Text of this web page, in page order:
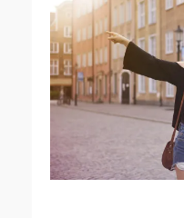
I
A
T
J
R
L